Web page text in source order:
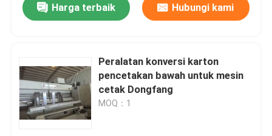
Produk
Video
Harga terbaik Hubungi kami
Peralatan konversi karton
pencetakan bawah untuk mesin
cetak Dongfang
MOQ：1